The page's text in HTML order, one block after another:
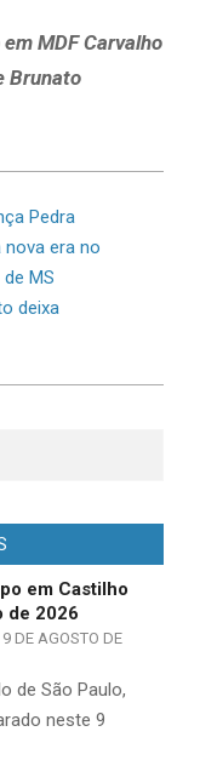
MDF Carvalho
Brunato
Pedra
nova era no
MS
deixa
em Castilho
de 2026
9 DE AGOSTO DE
de São Paulo,
neste 9